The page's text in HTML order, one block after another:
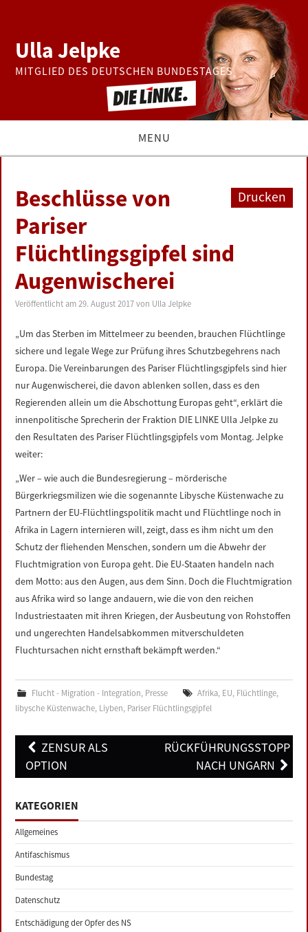
Ulla Jelpke
MITGLIED DES DEUTSCHEN BUNDESTAGES
MENU
BUNDESTAG
PRESSE
ZUR PERSON
DATENSCHUTZERKLÄRUNG
IMPRESSUM
Drucken
Beschlüsse von
Pariser
Flüchtlingsgipfel sind
Augenwischerei
Veröffentlicht am29. August 2017 von Ulla Jelpke
„Um das Sterben im Mittelmeer zu beenden, brauchen Flüchtlinge
sichere und legale Wege zur Prüfung ihres Schutzbegehrens nach
Europa. Die Vereinbarungen des Pariser Flüchtlingsgipfels sind hier
nur Augenwischerei, die davon ablenken sollen, dass es den
Regierenden allein um die Abschottung Europas geht“, erklärt die
innenpolitische Sprecherin der Fraktion DIE LINKE Ulla Jelpke zu
den Resultaten des Pariser Flüchtlingsgipfels vom Montag. Jelpke
weiter:
„Wer – wie auch die Bundesregierung – mörderische
Bürgerkriegsmilizen wie die sogenannte Libysche Küstenwache zu
Partnern der EU-Flüchtlingspolitik macht und Flüchtlinge noch in
Afrika in Lagern internieren will, zeigt, dass es ihm nicht um den
Schutz der fliehenden Menschen, sondern um die Abwehr der
Fluchtmigration von Europa geht. Die EU-Staaten handeln nach
dem Motto: aus den Augen, aus dem Sinn. Doch die Fluchtmigration
aus Afrika wird so lange andauern, wie die von den reichen
Industriestaaten mit ihren Kriegen, der Ausbeutung von Rohstoffen
und ungerechten Handelsabkommen mitverschuldeten
Fluchtursachen nicht ernsthaft bekämpft werden.“
Flucht - Migration - Integration, Presse Afrika, EU, Flüchtlinge,
libysche Küstenwache, Liyben, Pariser Flüchtlingsgipfel
Post
navigation
ZENSUR ALS
OPTION
RÜCKFÜHRUNGSSTOPP
NACH UNGARN
KATEGORIEN
Allgemeines
Antifaschismus
Bundestag
Datenschutz
Entschädigung der Opfer des NS